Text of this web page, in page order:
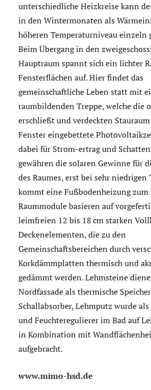
unterschiedliche Heizkreise kann
in den Wintermonaten als
höheren Temperaturniveau einzeln
Beim Übergang in den
Hauptraum spannt sich ein lichter
Fensterflächen auf. Hier findet das
gemeinschaftliche Leben statt mit
raumbildenden Treppe, welche die
erschließt und verdeckten
Fenster eingebettete
dabei für Strom-ertrag und
gewähren die solaren Gewinne für
des Raumes, erst bei sehr niedrigen
kommt eine Fußbodenheizung zum
Raummodule basieren auf
leimfreien 12 bis 18 cm starken
Deckenelementen, die zu den
Gemeinschaftsbereichen durch
Korkdämmplatten thermisch und
gedämmt werden. Lehmsteine
Nordfassade als thermische
Schallabsorber, Lehmputz wurde
und Feuchteregulierer im Bad auf
in Kombination mit
aufgebracht.
www.mimo-hsd.de